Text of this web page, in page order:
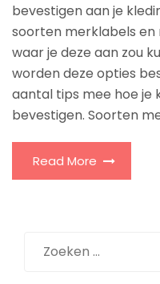
bevestigen aan je
soorten merklabels
waar je deze aan zou
worden deze opties
aantal tips mee hoe je
bevestigen. Soorten
Read More
naar: